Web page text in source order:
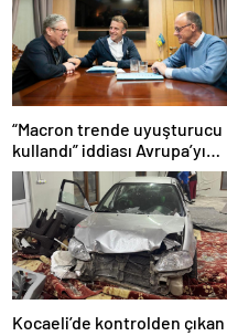
“Macron trende uyuşturucu
kullandı” iddiası Avrupa’yı
karıştırmıştı: Fransa’dan
“peçeteli” yalanlama geldi!
Kocaeli’de kontrolden çıkan